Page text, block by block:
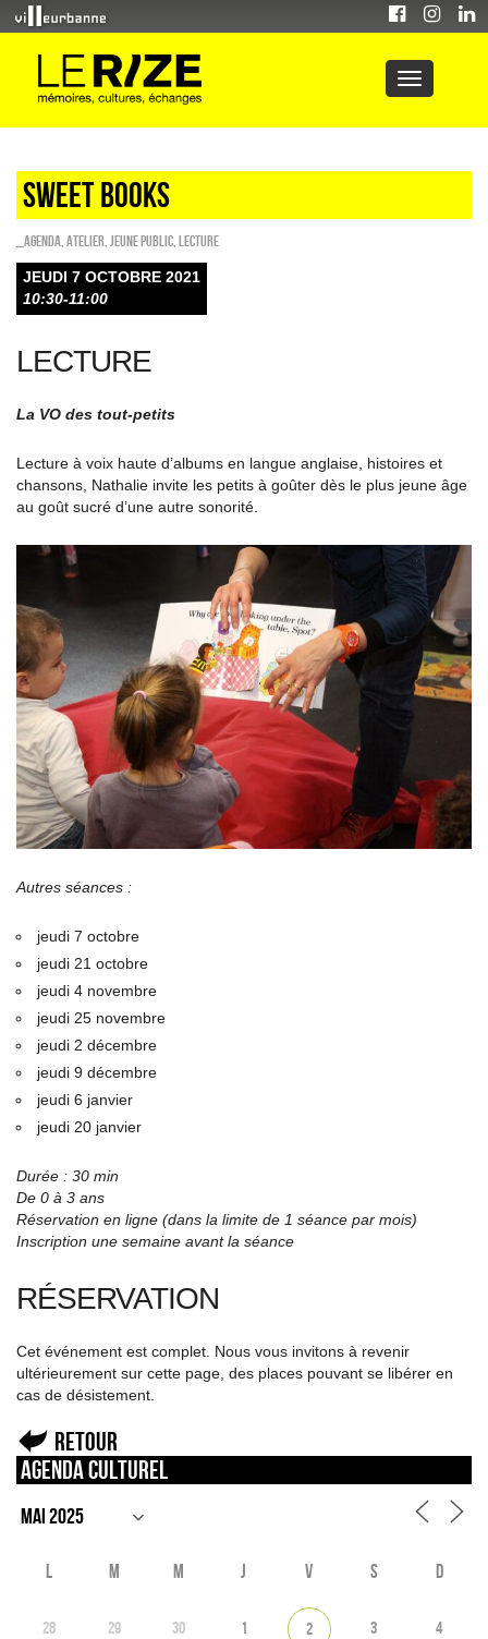
Sweet Books
_Agenda Atelier Jeune public Lecture
JEUDI 7 OCTOBRE 2021
10:30-11:00
LECTURE
La VO des tout-petits
Lecture à voix haute d’albums en langue anglaise, histoires et
chansons, Nathalie invite les petits à goûter dès le plus jeune âge
au goût sucré d’une autre sonorité.
Autres séances :
jeudi 7 octobre
jeudi 21 octobre
jeudi 4 novembre
jeudi 25 novembre
jeudi 2 décembre
jeudi 9 décembre
jeudi 6 janvier
jeudi 20 janvier
Durée : 30 min
De 0 à 3 ans
Réservation en ligne (dans la limite de 1 séance par mois)
Inscription une semaine avant la séance
RÉSERVATION
Cet événement est complet. Nous vous invitons à revenir
ultérieurement sur cette page, des places pouvant se libérer en
cas de désistement.
Retour
Agenda culturel
L M M J V S D
28 29 30 1 2 3 4